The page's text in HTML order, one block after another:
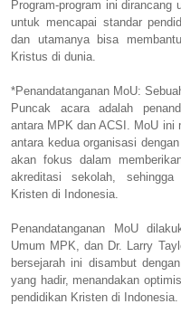
Program-program ini dirancang
untuk mencapai standar
dan utamanya bisa
Kristus di dunia.
*Penandatanganan MoU:
Puncak acara adalah
antara MPK dan ACSI. MoU ini
antara kedua organisasi
akan fokus dalam
akreditasi sekolah,
Kristen di Indonesia.
Penandatanganan MoU
Umum MPK, dan Dr. Larry
bersejarah ini disambut
yang hadir, menandakan
pendidikan Kristen di Indonesia.